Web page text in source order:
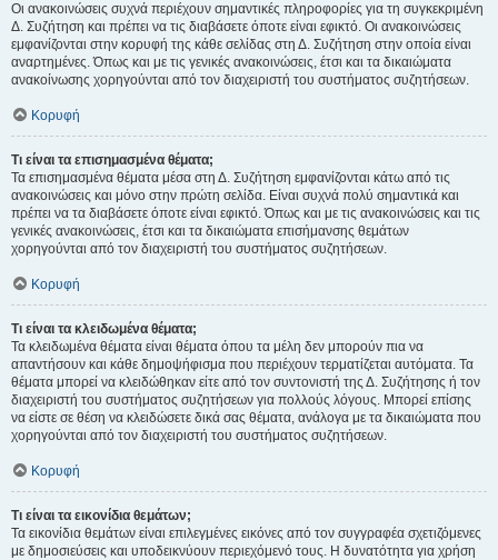
Οι ανακοινώσεις συχνά περιέχουν σημαντικές πληροφορίες για τη συγκεκριμένη
Δ. Συζήτηση και πρέπει να τις διαβάσετε όποτε είναι εφικτό. Οι ανακοινώσεις
εμφανίζονται στην κορυφή της κάθε σελίδας στη Δ. Συζήτηση στην οποία είναι
αναρτημένες. Όπως και με τις γενικές ανακοινώσεις, έτσι και τα δικαιώματα
ανακοίνωσης χορηγούνται από τον διαχειριστή του συστήματος συζητήσεων.
Κορυφή
Τι είναι τα επισημασμένα θέματα;
Τα επισημασμένα θέματα μέσα στη Δ. Συζήτηση εμφανίζονται κάτω από τις
ανακοινώσεις και μόνο στην πρώτη σελίδα. Είναι συχνά πολύ σημαντικά και
πρέπει να τα διαβάσετε όποτε είναι εφικτό. Όπως και με τις ανακοινώσεις και τις
γενικές ανακοινώσεις, έτσι και τα δικαιώματα επισήμανσης θεμάτων
χορηγούνται από τον διαχειριστή του συστήματος συζητήσεων.
Κορυφή
Τι είναι τα κλειδωμένα θέματα;
Τα κλειδωμένα θέματα είναι θέματα όπου τα μέλη δεν μπορούν πια να
απαντήσουν και κάθε δημοψήφισμα που περιέχουν τερματίζεται αυτόματα. Τα
θέματα μπορεί να κλειδώθηκαν είτε από τον συντονιστή της Δ. Συζήτησης ή τον
διαχειριστή του συστήματος συζητήσεων για πολλούς λόγους. Μπορεί επίσης
να είστε σε θέση να κλειδώσετε δικά σας θέματα, ανάλογα με τα δικαιώματα που
χορηγούνται από τον διαχειριστή του συστήματος συζητήσεων.
Κορυφή
Τι είναι τα εικονίδια θεμάτων;
Τα εικονίδια θεμάτων είναι επιλεγμένες εικόνες από τον συγγραφέα σχετιζόμενες
με δημοσιεύσεις και υποδεικνύουν περιεχόμενό τους. Η δυνατότητα για χρήση